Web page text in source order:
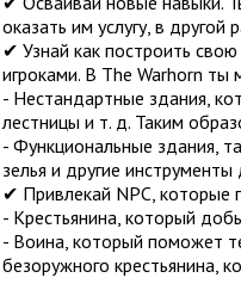
оказать им услугу, в другой
✔ Узнай как построить
игроками. В The Warhorn
- Нестандартные здания,
лестницы и т. д. Таким
- Функциональные здания,
зелья и другие
✔ Привлекай NPC, которые
- Крестьянина, который
- Воина, который поможет
безоружного крестьянина,